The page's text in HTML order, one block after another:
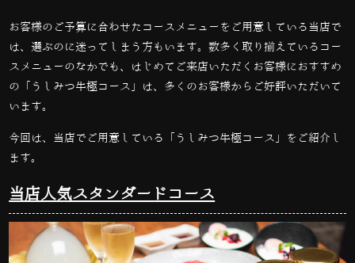
お客様のご予算に合わせたコースメニューをご用意している当店で
は、選ぶのに迷ってしまう方もいます。数多く取り揃えているコー
スメニューのなかでも、はじめてご来店いただくお客様におすすめ
の「うしみつ牛極コース」は、多くのお客様からご好評いただいて
います。
今回は、当店でご用意している「うしみつ牛極コース」をご紹介し
ます。
当店人気スタンダードコース